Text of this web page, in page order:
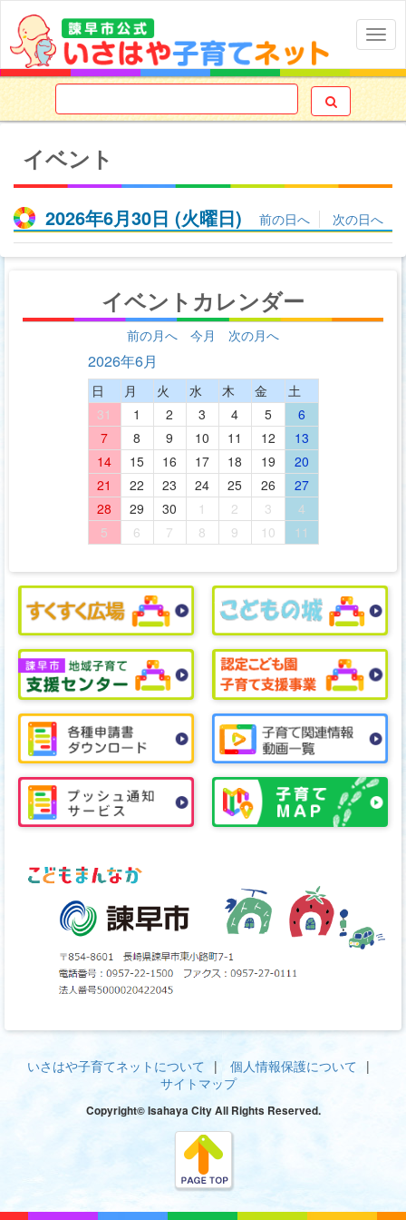

イベント
2026年6月30日 (火曜日) 前の日へ 次の日へ
イベントカレンダー
前の月へ 今月 次の月へ
2026年6月
日 月 火 水 木 金
土
31
1 2 3 4 5
6
7
8 9 10 11 12
13
14
15 16 17 18 19
20
21
22 23 24 25 26
27
28
29 30 1 2 3
4
5
6 7 8 9 10 11
いさはや子育てネットについて
個人情報保護について
サイトマップ
Copyright© Isahaya City All Rights Reserved.